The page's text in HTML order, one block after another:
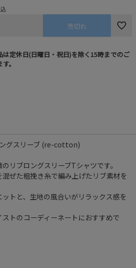
売切れ
定休日(日曜日・祝日)を除く15時までのご
。
グスリーブ (re-cotton)
リブロングスリーブTシャツです。
ぜた粗挽き糸で編み上げたリブ素材を
トと、生地の風合いがリラックス感を
トのコーディーネートにおすすめで